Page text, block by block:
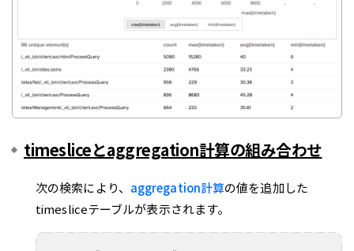
timesliceとaggregation計算の組み合わせ
次の検索により、 aggregation計算の値を追加した
timesliceテーブルが表示されます。